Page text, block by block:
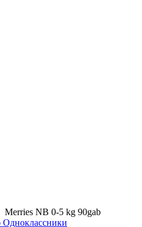
Merries NB 0-5 kg 90gab